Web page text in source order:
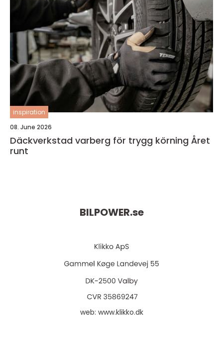
inspiration
08. June 2026
Däckverkstad varberg för trygg körning Året
runt
BILPOWER.se
web: www.klikko.dk